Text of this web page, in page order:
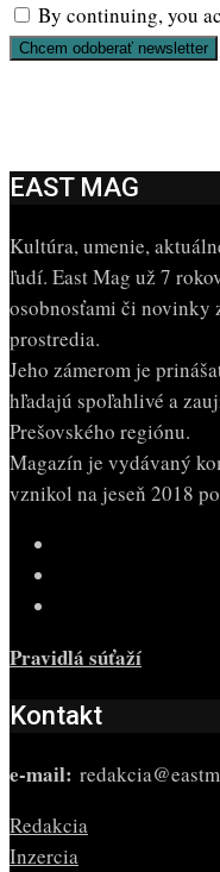
By continuing, you
EAST MAG
Kultúra, umenie,
ľudí. East Mag už 7
osobnosťami či novinky
prostredia.
Jeho zámerom je
hľadajú spoľahlivé a
Prešovského regiónu.
Magazín je vydávaný
vznikol na jeseň 2018
Pravidlá súťaží
Kontakt
e-mail:
Redakcia
Inzercia